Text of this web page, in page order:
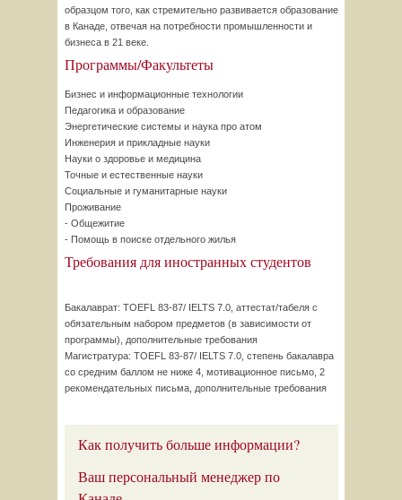
образцом того, как стремительно развивается образование
в Канаде, отвечая на потребности промышленности и
бизнеса в 21 веке.
Программы/Факультеты
Бизнес и информационные технологии
Педагогика и образование
Энергетические системы и наука про атом
Инженерия и прикладные науки
Науки о здоровье и медицина
Точные и естественные науки
Социальные и гуманитарные науки
Проживание
- Общежитие
- Помощь в поиске отдельного жилья
Требования для иностранных студентов
Бакалаврат: TOEFL 83-87/ IELTS 7.0, аттестат/табеля с
обязательным набором предметов (в зависимости от
программы), дополнительные требования
Магистратура: TOEFL 83-87/ IELTS 7.0, степень бакалавра
со средним баллом не ниже 4, мотивационное письмо, 2
рекомендательных письма, дополнительные требования
Как получить больше информации?
Ваш персональный менеджер по